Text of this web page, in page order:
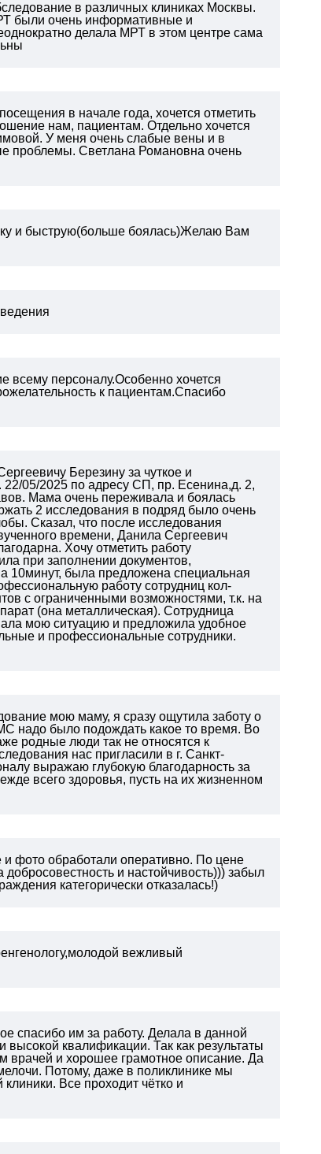
в различных клиниках Москвы.
были очень информативные и
делала МРТ в этом центре сама
в начале года, хочется отметить
нам, пациентам. Отдельно хочется
У меня очень слабые вены и в
проблемы. Светлана Романовна очень
и быструю(больше боялась)Желаю Вам
всему персоналу.Особенно хочется
к пациентам.Спасибо
Березину за чуткое и
05/2025 по адресу СП, пр. Есенина,д. 2,
Мама очень переживала и боялась
2 исследования в подряд было очень
Сказал, что после исследования
времени, Данила Сергеевич
Хочу отметить работу
при заполнении документов,
10минут, была предложена специальная
работу сотрудниц кол-
с ограниченными возможностями, т.к. на
(она металлическая). Сотрудница
мою ситуацию и предложила удобное
и профессиональные сотрудники.
мою маму, я сразу ощутила заботу о
надо было подождать какое то время. Во
родные люди так не относятся к
нас пригласили в г. Санкт-
выражаю глубокую благодарность за
всего здоровья, пусть на их жизненном
фото обработали оперативно. По цене
и настойчивость))) забыл
категорически отказалась!)
вежливый
спасибо им за работу. Делала в данной
квалификации. Так как результаты
врачей и хорошее грамотное описание. Да
Потому, даже в поликлинике мы
Все проходит чётко и